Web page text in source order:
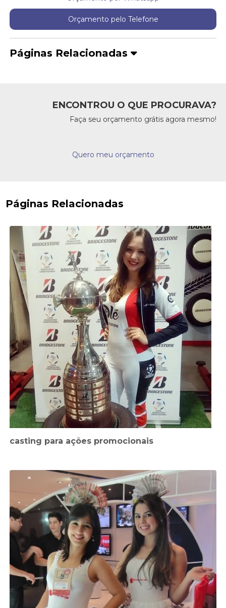
Orçamento pelo Telefone
Páginas Relacionadas
ENCONTROU O QUE PROCURAVA?
Faça seu orçamento grátis agora mesmo!
Quero meu orçamento
Páginas Relacionadas
casting para ações promocionais